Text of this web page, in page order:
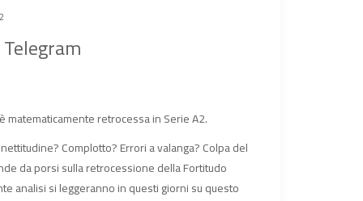
è matematicamente retrocessa in Serie A2.
Complotto? Errori a valanga? Colpa del
da porsi sulla retrocessione della Fortitudo
analisi si leggeranno in questi giorni su questo